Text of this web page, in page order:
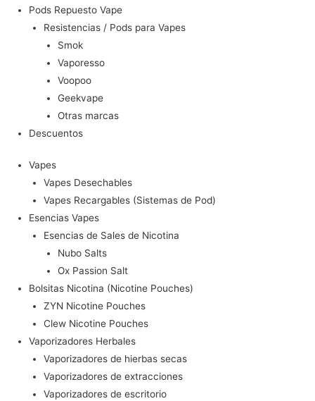
Pods Repuesto Vape
Resistencias / Pods para Vapes
Smok
Vaporesso
Voopoo
Geekvape
Otras marcas
Descuentos
Vapes
Vapes Desechables
Vapes Recargables (Sistemas de Pod)
Esencias Vapes
Esencias de Sales de Nicotina
Nubo Salts
Ox Passion Salt
Bolsitas Nicotina (Nicotine Pouches)
ZYN Nicotine Pouches
Clew Nicotine Pouches
Vaporizadores Herbales
Vaporizadores de hierbas secas
Vaporizadores de extracciones
Vaporizadores de escritorio